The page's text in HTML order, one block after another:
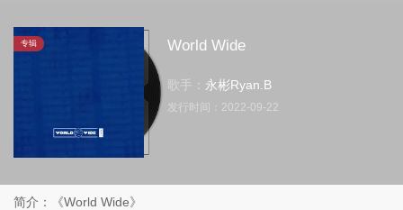
专辑 World Wide
歌手： 永彬Ryan.B
发行时间： 2022-09-22
简介：《World Wide》